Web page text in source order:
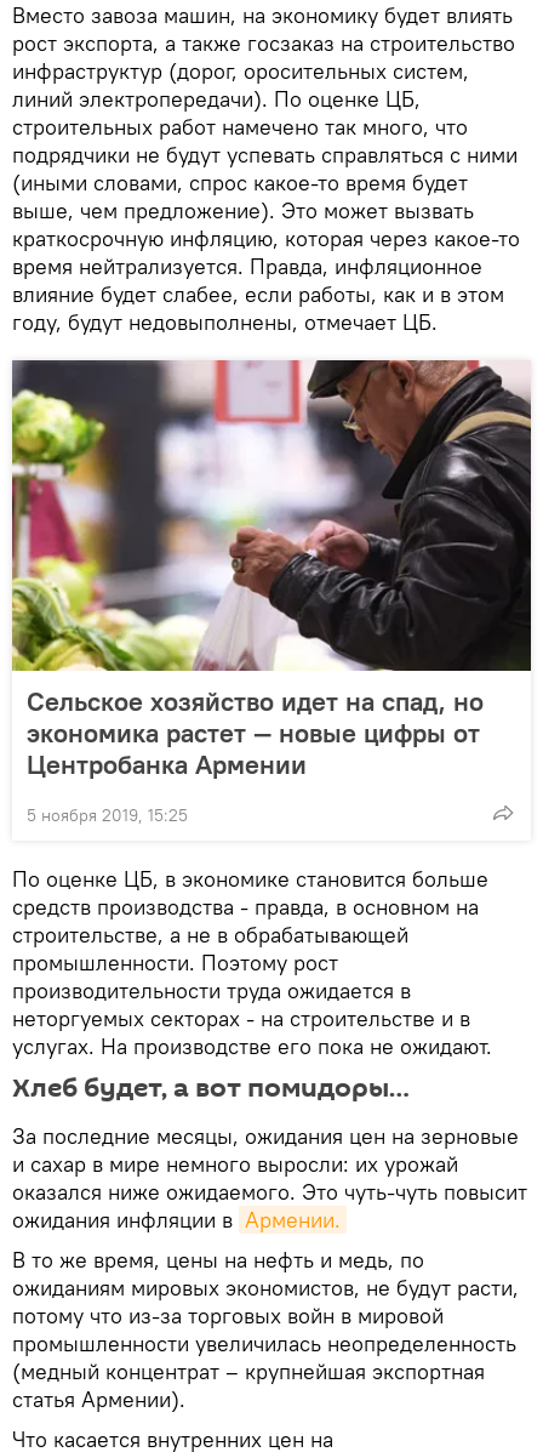
Вместо завоза машин, на экономику будет влиять
рост экспорта, а также госзаказ на строительство
инфраструктур (дорог, оросительных систем,
линий электропередачи). По оценке ЦБ,
строительных работ намечено так много, что
подрядчики не будут успевать справляться с ними
(иными словами, спрос какое-то время будет
выше, чем предложение). Это может вызвать
краткосрочную инфляцию, которая через какое-то
время нейтрализуется. Правда, инфляционное
влияние будет слабее, если работы, как и в этом
году, будут недовыполнены, отмечает ЦБ.
Сельское хозяйство идет на спад, но
экономика растет — новые цифры от
Центробанка Армении
5 ноября 2019, 15:25
По оценке ЦБ, в экономике становится больше
средств производства - правда, в основном на
строительстве, а не в обрабатывающей
промышленности. Поэтому рост
производительности труда ожидается в
неторгуемых секторах - на строительстве и в
услугах. На производстве его пока не ожидают.
Хлеб будет, а вот помидоры…
За последние месяцы, ожидания цен на зерновые
и сахар в мире немного выросли: их урожай
оказался ниже ожидаемого. Это чуть-чуть повысит
ожидания инфляции в Армении.
В то же время, цены на нефть и медь, по
ожиданиям мировых экономистов, не будут расти,
потому что из-за торговых войн в мировой
промышленности увеличилась неопределенность
(медный концентрат – крупнейшая экспортная
статья Армении).
Что касается внутренних цен на